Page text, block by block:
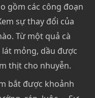
gồm các công đoạn
sự thay đổi của
Từ một quả cà
mỏng, dầu được
thịt cho nhuyễn.
bắt được khoảnh